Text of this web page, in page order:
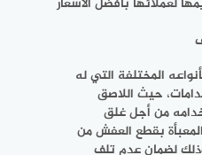
المختلفة التي له
حيث اللاصق
من أجل غلق
بقطع العفش من
لضمان عدم تلف